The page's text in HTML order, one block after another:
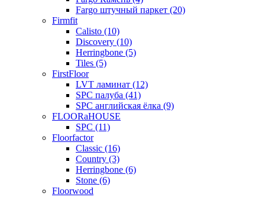
Fargo штучный паркет (20)
Firmfit
Calisto (10)
Discovery (10)
Herringbone (5)
Tiles (5)
FirstFloor
LVT ламинат (12)
SPC палуба (41)
SPC английская ёлка (9)
FLOORaHOUSE
SPC (11)
Floorfactor
Classic (16)
Country (3)
Herringbone (6)
Stone (6)
Floorwood